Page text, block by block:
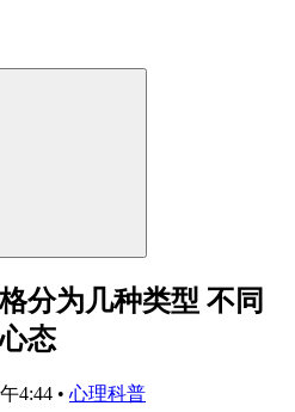
分为几种类型 不同
态
4:44 • 心理科普